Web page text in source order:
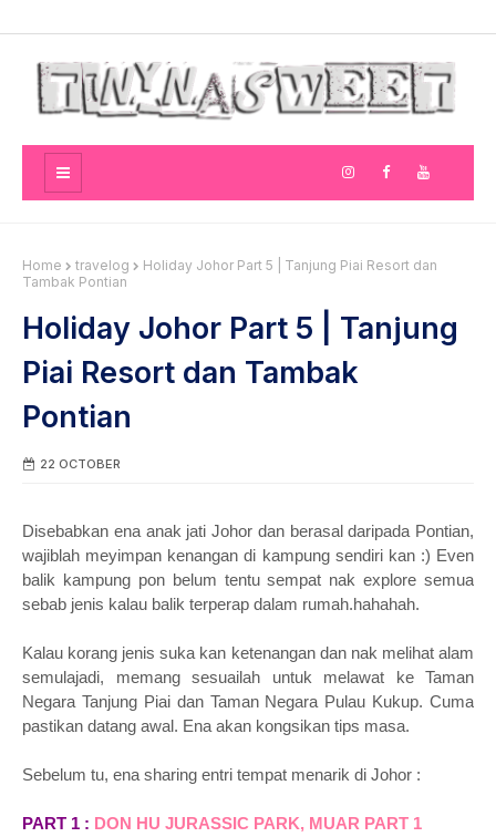
Home travelog
Holiday Johor Part 5 | Tanjung Piai Resort dan
Tambak Pontian
Holiday Johor Part 5 | Tanjung
Piai Resort dan Tambak
Pontian
22 OCTOBER
Disebabkan ena anak jati Johor dan berasal daripada Pontian,
wajiblah meyimpan kenangan di kampung sendiri kan :) Even
balik kampung pon belum tentu sempat nak explore semua
sebab jenis kalau balik terperap dalam rumah.hahahah.
Kalau korang jenis suka kan ketenangan dan nak melihat alam
semulajadi, memang sesuailah untuk melawat ke Taman
Negara Tanjung Piai dan Taman Negara Pulau Kukup. Cuma
pastikan datang awal. Ena akan kongsikan tips masa.
Sebelum tu, ena sharing entri tempat menarik di Johor :
PART 1 : DON HU JURASSIC PARK, MUAR PART 1